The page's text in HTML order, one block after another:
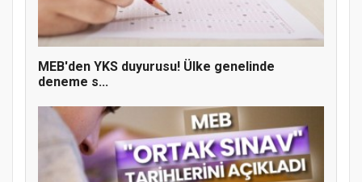
MÜFTÜ ABULSELAM ÖZDERE’YE ZİYARET
MEB'den YKS duyurusu! Ülke genelinde
deneme s...